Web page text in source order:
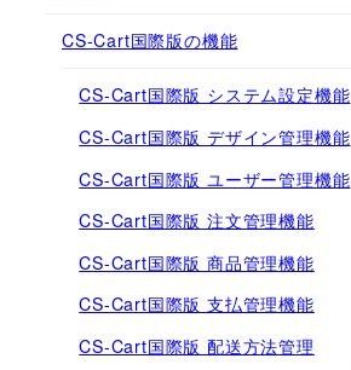
CS-Cart国際版の機能
CS-Cart国際版 システム設定機能
CS-Cart国際版 デザイン管理機能
CS-Cart国際版 ユーザー管理機能
CS-Cart国際版 注文管理機能
CS-Cart国際版 商品管理機能
CS-Cart国際版 支払管理機能
CS-Cart国際版 配送方法管理